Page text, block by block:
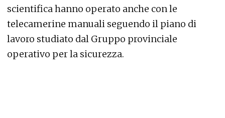
scientifica hanno operato anche con le
telecamerine manuali seguendo il piano di
lavoro studiato dal Gruppo provinciale
operativo per la sicurezza.